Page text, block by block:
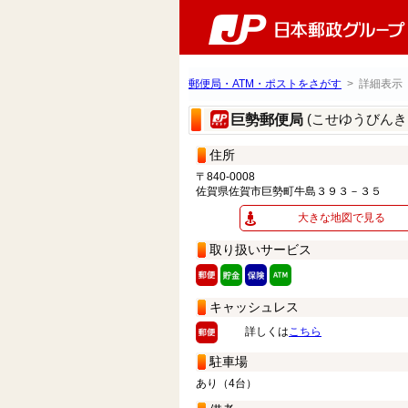
郵便局・ATM・ポストをさがす > 詳細表示
巨勢郵便局 (こせゆうびん
住所
〒840-0008
佐賀県佐賀市巨勢町牛島３９３－３５
大きな地図で見る
取り扱いサービス
キャッシュレス
詳しくはこちら
駐車場
あり（4台）